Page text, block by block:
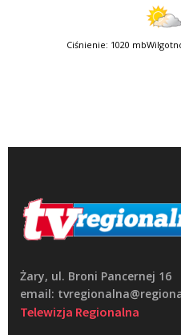
Ciśnienie: 1020 mb
Żary, ul. Broni Pancernej 16
email:
Telewizja Regionalna